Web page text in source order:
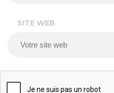
SITE WEB